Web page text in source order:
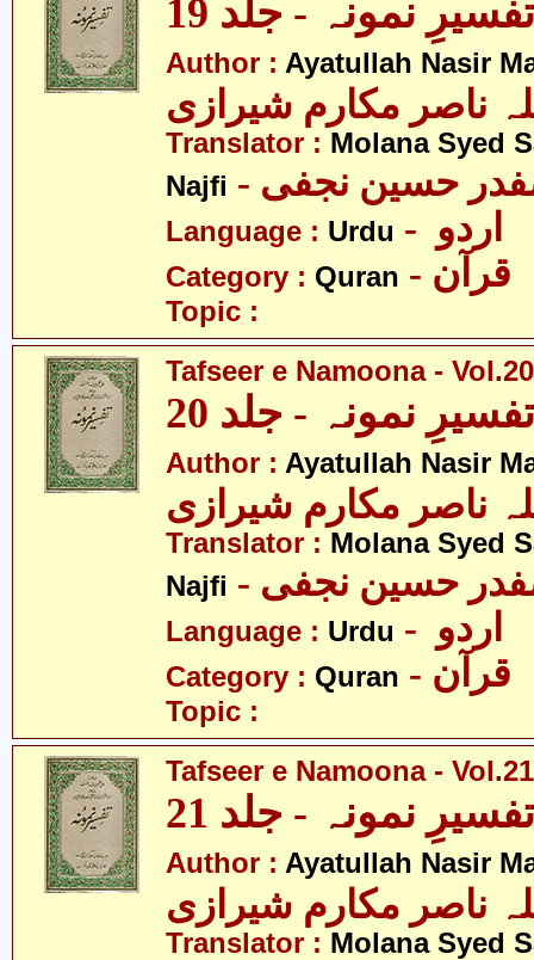
تفسیرِ نمونہ - جلد 19
Author : Ayatullah Nasir
ناصر مکارم شیرازی
Translator : Molana Syed
Najfi
صفدر حسین نجفی
Language : Urdu
Category : Quran - قرآن
Topic :
Tafseer e Namoona - Vol.20
تفسیرِ نمونہ - جلد 20
Author : Ayatullah Nasir
ناصر مکارم شیرازی
Translator : Molana Syed
Najfi
صفدر حسین نجفی
Language : Urdu
Category : Quran - قرآن
Topic :
Tafseer e Namoona - Vol.21
تفسیرِ نمونہ - جلد 21
Author : Ayatullah Nasir
ناصر مکارم شیرازی
Translator : Molana Syed